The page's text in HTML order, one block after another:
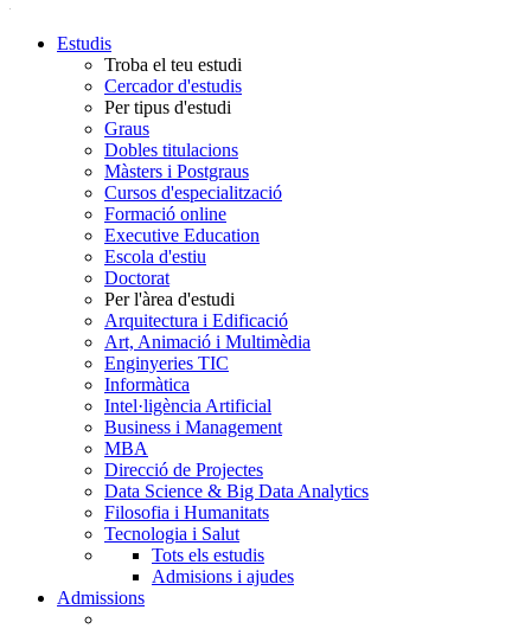
Estudis
Troba el teu estudi
Cercador d'estudis
Per tipus d'estudi
Graus
Dobles titulacions
Màsters i Postgraus
Cursos d'especialització
Formació online
Executive Education
Escola d'estiu
Doctorat
Per l'àrea d'estudi
Arquitectura i Edificació
Art, Animació i Multimèdia
Enginyeries TIC
Informàtica
Intel·ligència Artificial
Business i Management
MBA
Direcció de Projectes
Data Science & Big Data Analytics
Filosofia i Humanitats
Tecnologia i Salut
Tots els estudis
Admisions i ajudes
Admissions